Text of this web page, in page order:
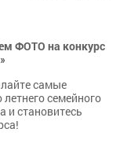
ФОТО на конкурс
самые
семейного
и становитесь